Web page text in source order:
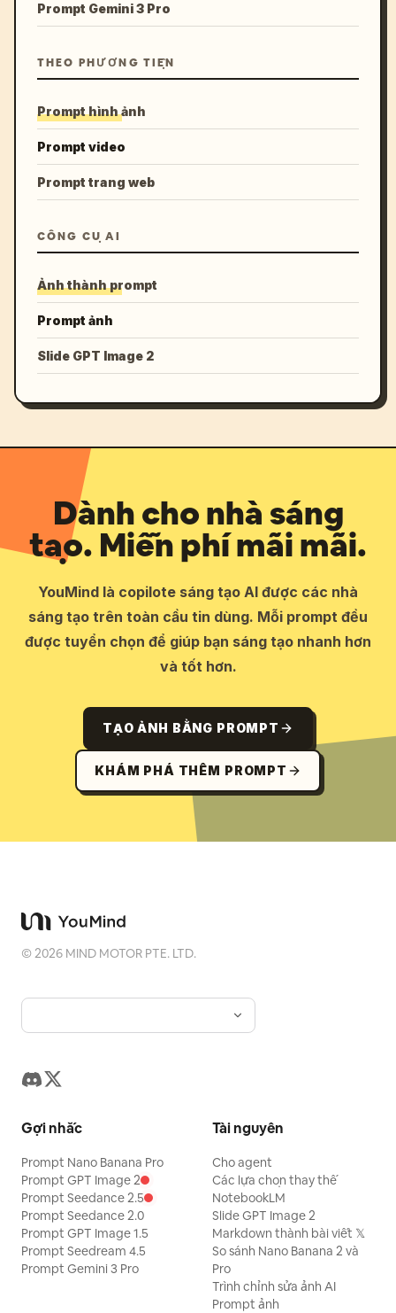
Prompt Gemini 3 Pro
THEO PHƯƠNG TIỆN
Prompt hình ảnh
Prompt video
Prompt trang web
CÔNG CỤ AI
Ảnh thành prompt
Prompt ảnh
Slide GPT Image 2
Dành cho nhà sáng
tạo. Miễn phí mãi mãi.
YouMind là copilote sáng tạo AI được các nhà
sáng tạo trên toàn cầu tin dùng. Mỗi prompt đều
được tuyển chọn để giúp bạn sáng tạo nhanh hơn
và tốt hơn.
TẠO ẢNH BẰNG PROMPT
KHÁM PHÁ THÊM PROMPT
©2026 MIND MOTOR PTE. LTD.
Gợi nhắc
Prompt Nano Banana Pro
Prompt GPT Image 2
Prompt Seedance 2.5
Prompt Seedance 2.0
Prompt GPT Image 1.5
Prompt Seedream 4.5
Prompt Gemini 3 Pro
Tài nguyên
Cho agent
Các lựa chọn thay thế
NotebookLM
Slide GPT Image 2
Markdown thành bài viết 𝕏
So sánh Nano Banana 2 và
Pro
Trình chỉnh sửa ảnh AI
Prompt ảnh